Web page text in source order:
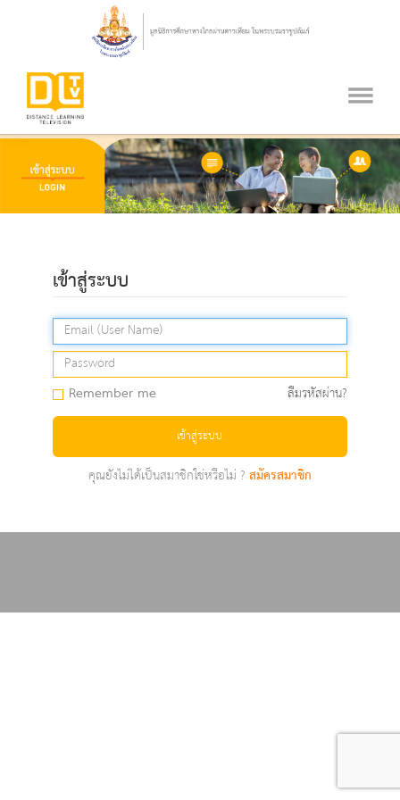
เข้าสู่ระบบ
Remember me ลืมรหัสผ่าน?
เข้าสู่ระบบ
คุณยังไม่ได้เป็นสมาชิกใช่หรือไม่ ?สมัครสมาชิก